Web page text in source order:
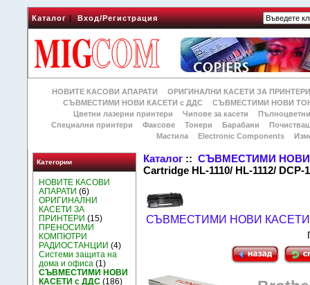
Каталог|Вход/Регистрация
НОВИТЕ КАСОВИ АПАРАТИ
ОРИГИНАЛНИ КАСЕТИ ЗА
СЪВМЕСТИМИ НОВИ КАСЕТИ с ДДС
СЪВМЕСТИМИ НОВИ
Цветни лазерни принтери
Чипове за касети
Специални принтери
Факсове Тонери Барабани
Мастила
Electronic Components
Категории
НОВИТЕ КАСОВИ
АПАРАТИ (6)
ОРИГИНАЛНИ
КАСЕТИ ЗА
ПРИНТЕРИ (15)
ПРЕНОСИМИ
КОМПЮТРИ
РАДИОСТАНЦИИ (4)
Системи защита на
дома и офиса (1)
СЪВМЕСТИМИ НОВИ
КАСЕТИ с ДДС (186)
Каталог ::СЪВМЕСТИМИ НОВИ
Cartridge HL-1110/ HL-1112/ DCP-
СЪВМЕСТИМИ НОВИ КАСЕТИ